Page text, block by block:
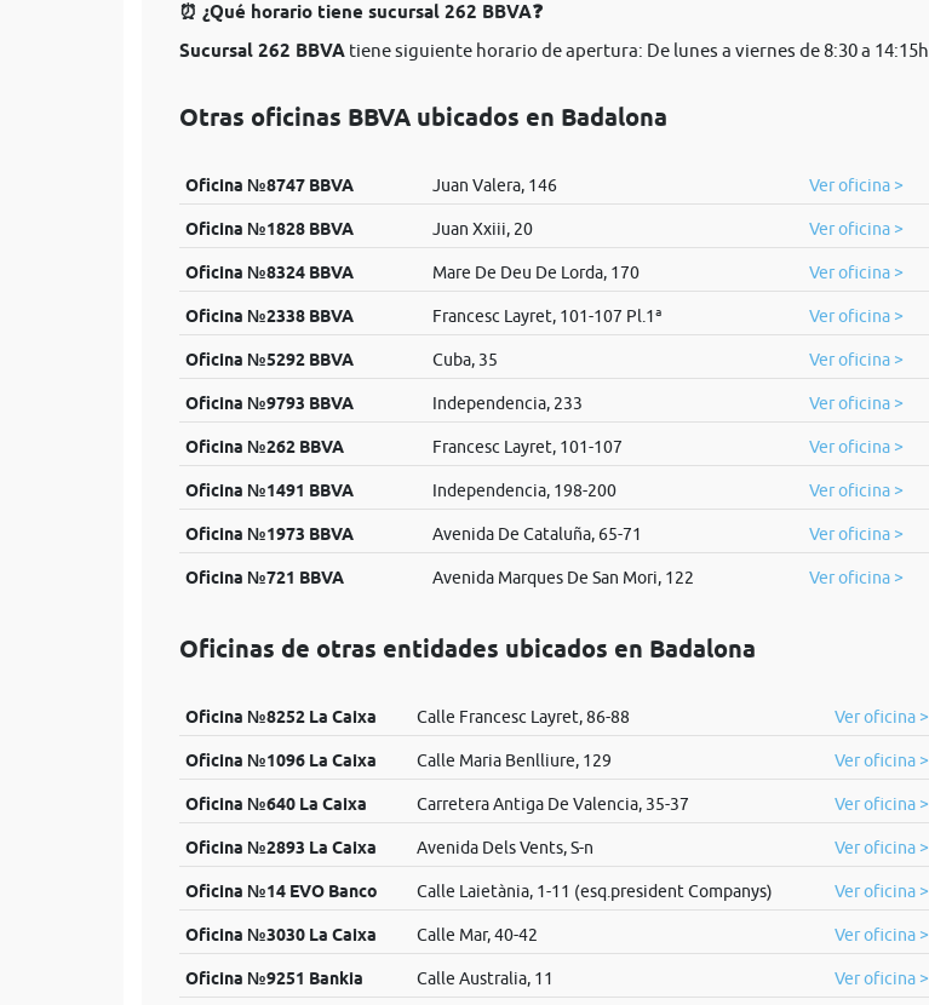
⏰ ¿Qué horario tiene sucursal 262 BBVA❓
Sucursal 262 BBVA tiene siguiente horario de apertura: De lunes a viernes de 8:30 a 14:15h.
Otras oficinas BBVA ubicados en Badalona
Oficina №8747 BBVA Juan Valera, 146 Ver oficina >
Oficina №1828 BBVA Juan Xxiii, 20 Ver oficina >
Oficina №8324 BBVA Mare De Deu De Lorda, 170 Ver oficina >
Oficina №2338 BBVA Francesc Layret, 101-107 Pl.1ª Ver oficina >
Oficina №5292 BBVA Cuba, 35 Ver oficina >
Oficina №9793 BBVA Independencia, 233 Ver oficina >
Oficina №262 BBVA Francesc Layret, 101-107 Ver oficina >
Oficina №1491 BBVA Independencia, 198-200 Ver oficina >
Oficina №1973 BBVA Avenida De Cataluña, 65-71 Ver oficina >
Oficina №721 BBVA Avenida Marques De San Mori, 122 Ver oficina >
Oficinas de otras entidades ubicados en Badalona
Oficina №8252 La Caixa Calle Francesc Layret, 86-88 Ver oficina >
Oficina №1096 La Caixa Calle Maria Benlliure, 129 Ver oficina >
Oficina №640 La Caixa Carretera Antiga De Valencia, 35-37 Ver oficina >
Oficina №2893 La Caixa Avenida Dels Vents, S-n Ver oficina >
Oficina №14 EVO Banco Calle Laietània, 1-11 (esq.president Companys) Ver oficina >
Oficina №3030 La Caixa Calle Mar, 40-42 Ver oficina >
Oficina №9251 Bankia Calle Australia, 11 Ver oficina >